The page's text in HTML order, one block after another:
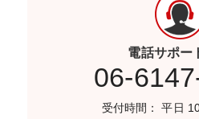
電話サポー
06-
受付時間： 平日